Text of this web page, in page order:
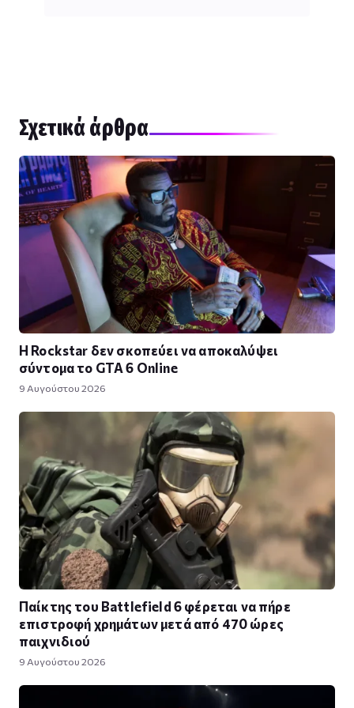
Σχετικά άρθρα
Η Rockstar δεν σκοπεύει να αποκαλύψει
σύντομα το GTA 6 Online
9 Αυγούστου 2026
Παίκτης του Battlefield 6 φέρεται να πήρε
επιστροφή χρημάτων μετά από 470 ώρες
παιχνιδιού
9 Αυγούστου 2026